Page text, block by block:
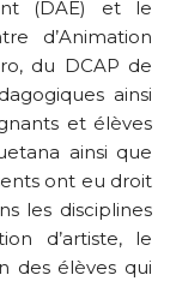
(DAE) et le
d’Animation
du DCAP de
ainsi
et élèves
ainsi que
ont eu droit
les disciplines
d’artiste, le
des élèves qui